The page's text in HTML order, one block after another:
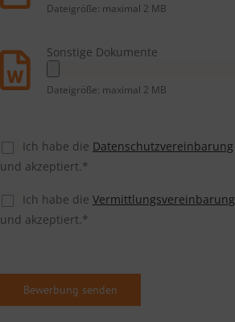
Dateigröße: maximal 2 MB
Sonstige Dokumente
Dateigröße: maximal 2 MB
Ich habe die Datenschutzvereinbarung
und akzeptiert.*
Ich habe die Vermittlungsvereinbarung
und akzeptiert.*